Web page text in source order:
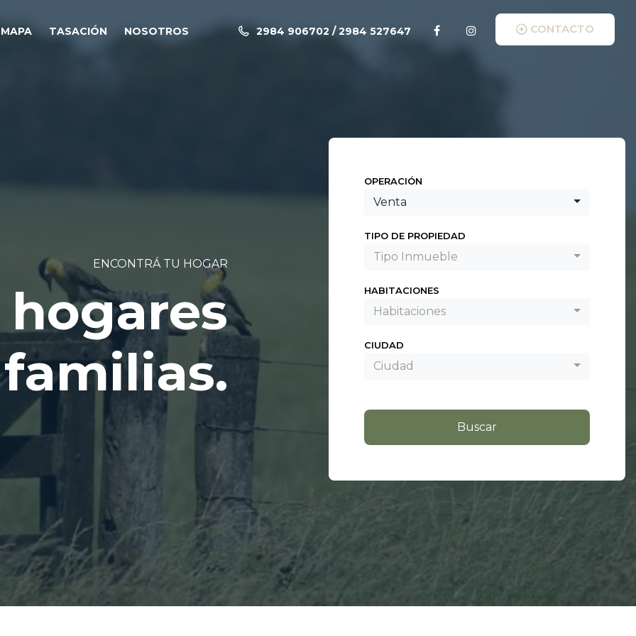
MAPA TASACIÓN NOSOTROS 2984 906702 / 2984 527647 CONTACTO
ENCONTRÁ TU HOGAR
OPERACIÓN
Venta
TIPO DE PROPIEDAD
Tipo Inmueble
HABITACIONES
Habitaciones
CIUDAD
Ciudad
Buscar